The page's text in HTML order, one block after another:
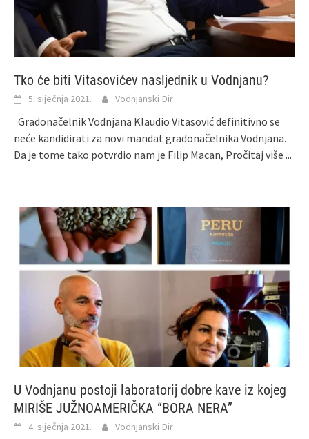
Tko će biti Vitasovićev nasljednik u Vodnjanu?
5. siječnja 2021. Vodnjanski Đir
Gradonačelnik Vodnjana Klaudio Vitasović definitivno se
neće kandidirati za novi mandat gradonačelnika Vodnjana.
Da je tome tako potvrdio nam je Filip Macan, Pročitaj više ...
U Vodnjanu postoji laboratorij dobre kave iz kojeg
MIRIŠE JUŽNOAMERIČKA “BORA NERA”
4. siječnja 2021. Vodnjanski Đir